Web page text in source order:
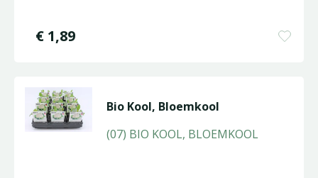
€ 1,89
Bio Kool, Bloemkool
(07) BIO KOOL, BLOEMKOOL